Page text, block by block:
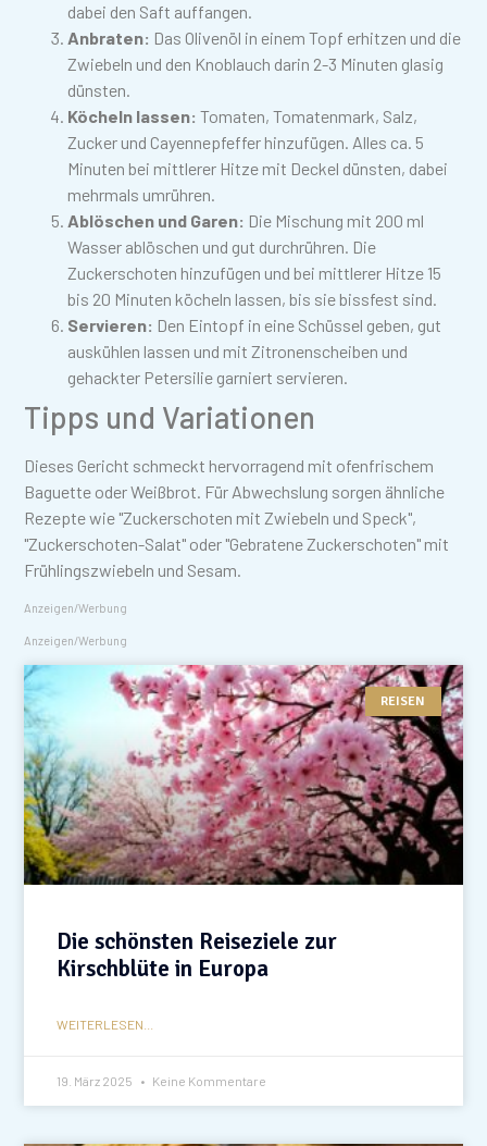
dabei den Saft auffangen.
Anbraten: Das Olivenöl in einem Topf erhitzen und die
Zwiebeln und den Knoblauch darin 2-3 Minuten glasig
dünsten.
Köcheln lassen: Tomaten, Tomatenmark, Salz,
Zucker und Cayennepfeffer hinzufügen. Alles ca. 5
Minuten bei mittlerer Hitze mit Deckel dünsten, dabei
mehrmals umrühren.
Ablöschen und Garen: Die Mischung mit 200 ml
Wasser ablöschen und gut durchrühren. Die
Zuckerschoten hinzufügen und bei mittlerer Hitze 15
bis 20 Minuten köcheln lassen, bis sie bissfest sind.
Servieren: Den Eintopf in eine Schüssel geben, gut
auskühlen lassen und mit Zitronenscheiben und
gehackter Petersilie garniert servieren.
Tipps und Variationen
Dieses Gericht schmeckt hervorragend mit ofenfrischem
Baguette oder Weißbrot. Für Abwechslung sorgen ähnliche
Rezepte wie "Zuckerschoten mit Zwiebeln und Speck",
"Zuckerschoten-Salat" oder "Gebratene Zuckerschoten" mit
Frühlingszwiebeln und Sesam.
Anzeigen/Werbung
Anzeigen/Werbung
REISEN
Die schönsten Reiseziele zur
Kirschblüte in Europa
WEITERLESEN...
19. März 2025 Keine Kommentare